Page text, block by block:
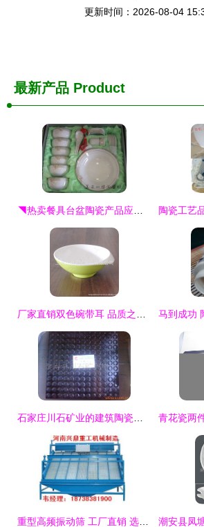
更新时间：2026-08-04
最新产品 Product